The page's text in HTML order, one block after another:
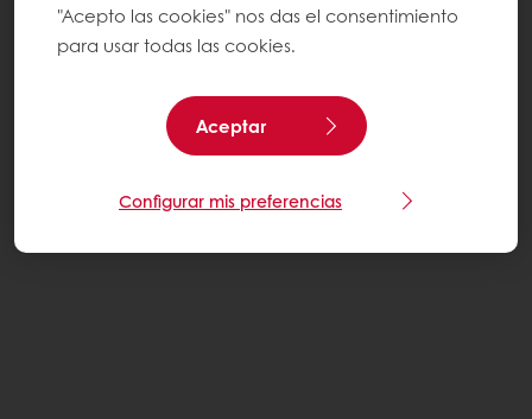
"Acepto las cookies" nos das el consentimiento
para usar todas las cookies.
Aceptar
Configurar mis preferencias